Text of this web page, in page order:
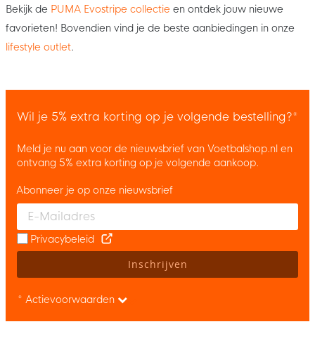
Bekijk de PUMA Evostripe collectie en ontdek jouw nieuwe
favorieten! Bovendien vind je de beste aanbiedingen in onze
lifestyle outlet.
Wil je 5% extra korting op je volgende bestelling?*
Meld je nu aan voor de nieuwsbrief van Voetbalshop.nl en
ontvang 5% extra korting op je volgende aankoop.
Enter your email and accept the privacy policy to subscribe to
Abonneer je op onze nieuwsbrief
Privacybeleid
Inschrijven
* Actievoorwaarden